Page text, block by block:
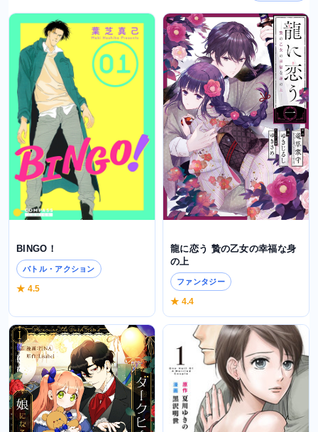
BINGO！
バトル・アクション
★ 4.5
龍に恋う 贄の乙女の幸福な身
の上
ファンタジー
★ 4.4